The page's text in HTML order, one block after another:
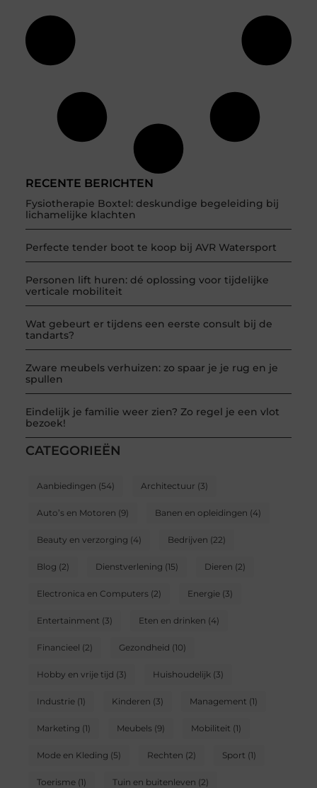
RECENTE BERICHTEN
Fysiotherapie Boxtel: deskundige begeleiding bij
lichamelijke klachten
Perfecte tender boot te koop bij AVR Watersport
Personen lift huren: dé oplossing voor tijdelijke
verticale mobiliteit
Wat gebeurt er tijdens een eerste consult bij de
tandarts?
Zware meubels verhuizen: zo spaar je je rug en je
spullen
Eindelijk je familie weer zien? Zo regel je een vlot
bezoek!
CATEGORIEËN
Aanbiedingen (54) Architectuur (3)
Auto’s en Motoren (9) Banen en opleidingen (4)
Beauty en verzorging (4) Bedrijven (22)
Blog (2) Dienstverlening (15) Dieren (2)
Electronica en Computers(2) Energie(3)
Entertainment (3) Eten en drinken (4)
Financieel (2) Gezondheid (10)
Hobby en vrije tijd (3) Huishoudelijk (3)
Industrie(1) Kinderen (3) Management (1)
Marketing (1) Meubels(9) Mobiliteit (1)
Mode en Kleding (5) Rechten (2) Sport (1)
Toerisme(1) Tuin en buitenleven (2)